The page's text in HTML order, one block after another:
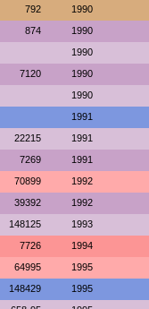
792 1990
874 1990
1990
7120 1990
1990
1991
22215 1991
7269 1991
70899 1992
39392 1992
148125 1993
7726 1994
64995 1995
148429 1995